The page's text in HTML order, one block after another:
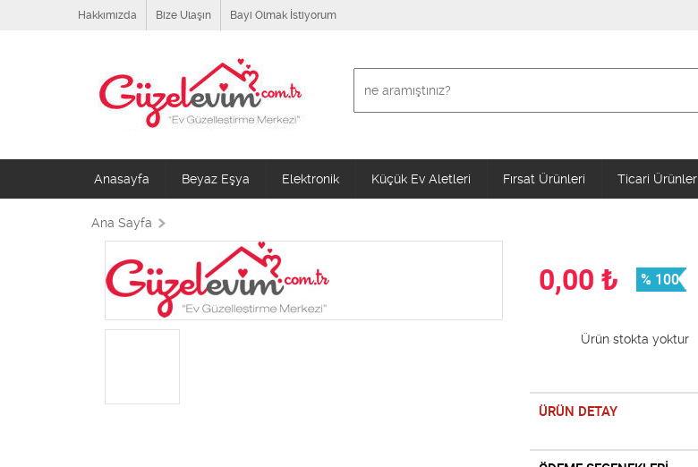
Hakkımızda Bize Ulaşın Bayi Olmak İstiyorum
Anasayfa Beyaz Eşya Elektronik Küçük Ev Aletleri Fırsat Ürünleri Ticari Ürünler
Ana Sayfa
0,00 ₺ % 100
Ürün stokta yoktur
ÜRÜN DETAY